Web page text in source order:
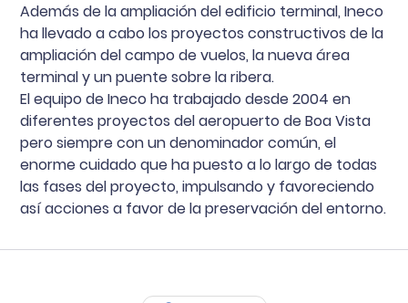
Además de la ampliación del edificio terminal, Ineco
ha llevado a cabo los proyectos constructivos de la
ampliación del campo de vuelos, la nueva área
terminal y un puente sobre la ribera.
El equipo de Ineco ha trabajado desde 2004 en
diferentes proyectos del aeropuerto de Boa Vista
pero siempre con un denominador común, el
enorme cuidado que ha puesto a lo largo de todas
las fases del proyecto, impulsando y favoreciendo
así acciones a favor de la preservación del entorno.